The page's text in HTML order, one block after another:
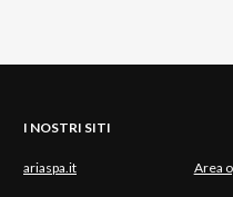
I NOSTRI SITI
ariaspa.it Area